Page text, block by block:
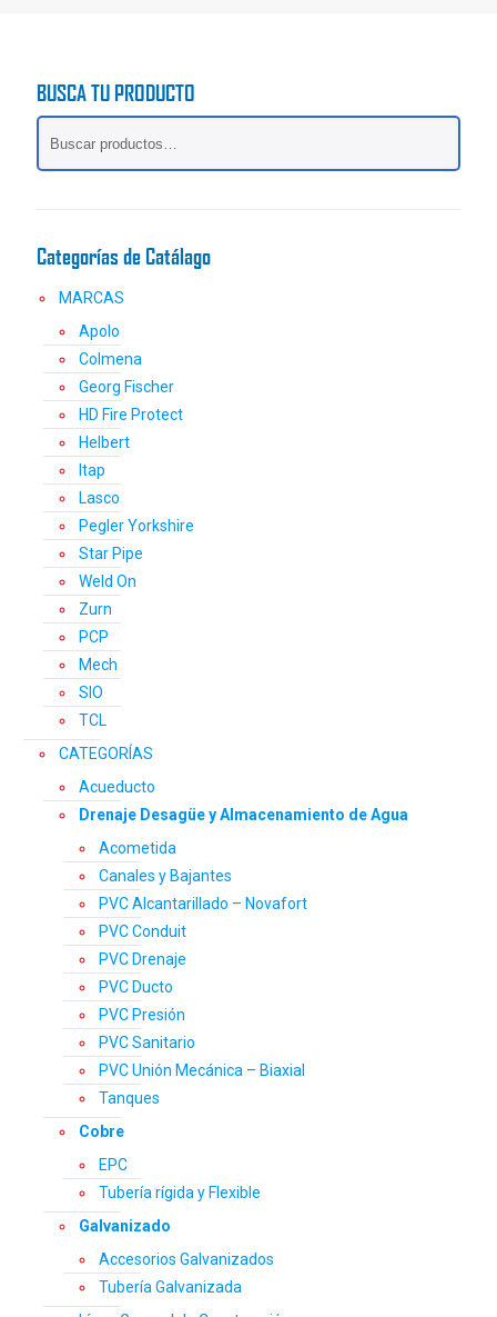
Las
opciones
página
producto
BUSCA TU PRODUCTO
Categorías de Catálago
MARCAS
Apolo
Colmena
Georg Fischer
HD Fire Protect
Helbert
Itap
Lasco
Pegler Yorkshire
Star Pipe
Weld On
Zurn
PCP
Mech
SIO
TCL
CATEGORÍAS
Acueducto
Drenaje Desagüe y Almacenamiento de Agua
Acometida
Canales y Bajantes
PVC Alcantarillado – Novafort
PVC Conduit
PVC Drenaje
PVC Ducto
PVC Presión
PVC Sanitario
PVC Unión Mecánica – Biaxial
Tanques
Cobre
EPC
Tubería rígida y Flexible
Galvanizado
Accesorios Galvanizados
Tubería Galvanizada